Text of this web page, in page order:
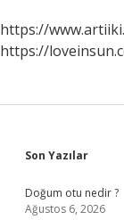
https://
https://
Son Yazılar
Doğum otu nedir ?
Ağustos 6, 2026